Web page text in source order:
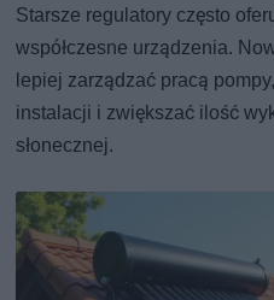
Starsze regulatory często
współczesne urządzenia.
lepiej zarządzać pracą
instalacji i zwiększać ilość
słonecznej.